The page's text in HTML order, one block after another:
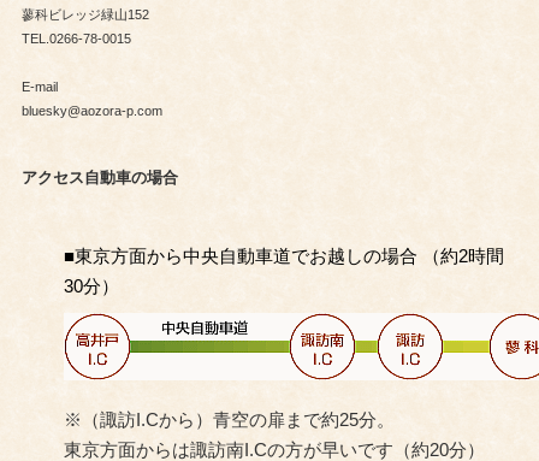
蓼科ビレッジ緑山152
TEL.0266-78-0015
E-mail
bluesky@aozora-p.com
アクセス自動車の場合
■東京方面から中央自動車道でお越しの場合 （約2時間
30分）
※（諏訪I.Cから）青空の扉まで約25分。
東京方面からは諏訪南I.Cの方が早いです（約20分）